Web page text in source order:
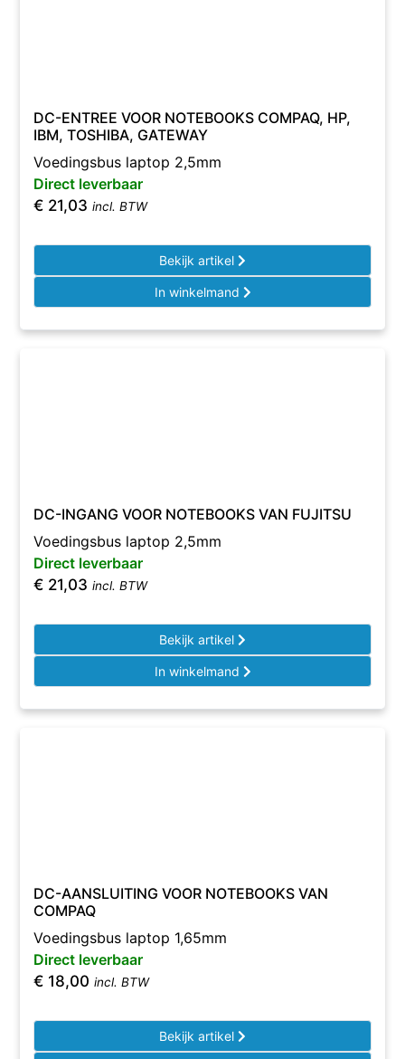
DC-ENTREE VOOR NOTEBOOKS COMPAQ, HP,
IBM, TOSHIBA, GATEWAY
Voedingsbus laptop 2,5mm
Direct leverbaar
€ 21,03 incl. BTW
Bekijk artikel
In winkelmand
DC-INGANG VOOR NOTEBOOKS VAN FUJITSU
Voedingsbus laptop 2,5mm
Direct leverbaar
€ 21,03 incl. BTW
Bekijk artikel
In winkelmand
DC-AANSLUITING VOOR NOTEBOOKS VAN
COMPAQ
Voedingsbus laptop 1,65mm
Direct leverbaar
€ 18,00 incl. BTW
Bekijk artikel